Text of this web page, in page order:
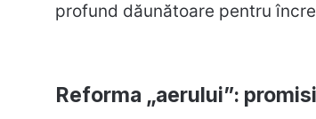
profund dăunătoare pentru
Reforma „aerului”: